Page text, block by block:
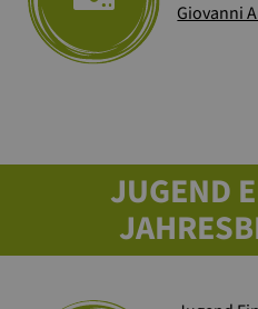
Giovanni
JUGEND